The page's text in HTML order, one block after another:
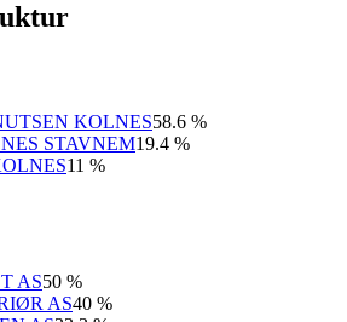
KOLNES58.6 %
STAVNEM19.4 %
11 %
AS50 %
AS40 %